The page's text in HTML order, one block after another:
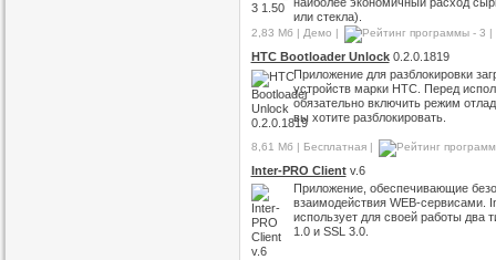
или стекла).
2,83 Мб | Демо | |
HTC Bootloader Unlock0.2.0.1819
Приложение для разблокировки
устройств марки HTC. Перед
обязательно включить режим
вы хотите разблокировать.
8,61 Мб | Бесплатная |
Inter-PRO Clientv.6
Приложение, обеспечивающие
взаимодействия WEB-сервисами.
использует для своей работы два
1.0 и SSL 3.0.